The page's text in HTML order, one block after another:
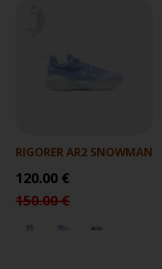
RIGORER AR2 SNOWMAN
120.00 €
150.00 €